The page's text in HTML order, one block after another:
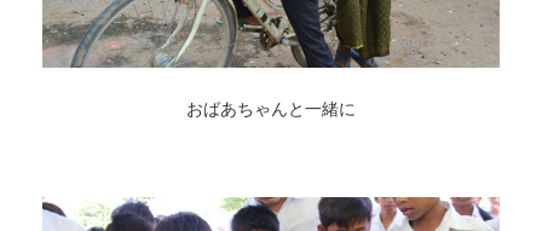
おばあちゃんと一緒に